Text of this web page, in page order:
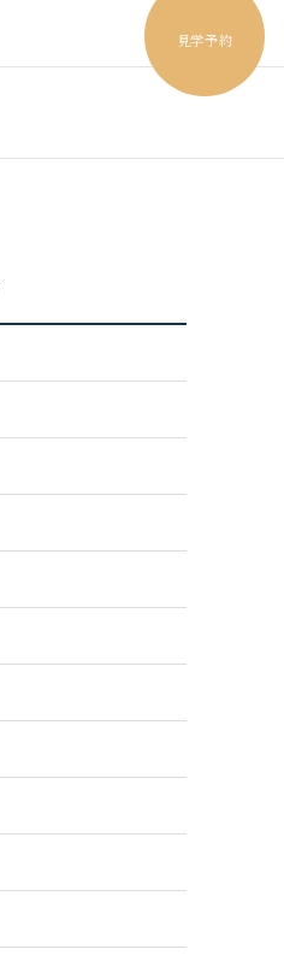
見学予約